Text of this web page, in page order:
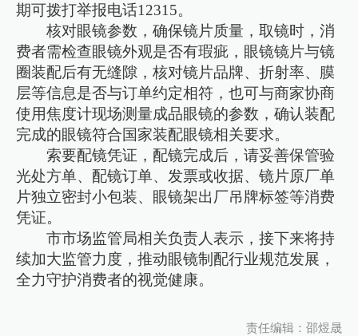
期可拨打举报电话12315。
核对眼镜参数，确保镜片质量，取镜时，消
费者需检查眼镜外观是否有瑕疵，眼镜镜片与镜
圈装配后有无缝隙，核对镜片品牌、折射率、膜
层等信息是否与订单约定相符，也可与商家协商
使用焦度计现场测量成品眼镜的参数，确认装配
完成的眼镜符合国家装配眼镜相关要求。
索要配镜凭证，配镜完成后，请妥善保管验
光处方单、配镜订单、发票或收据、镜片原厂单
片独立密封小包装、眼镜架出厂吊牌标签等消费
凭证。
市市场监管局相关负责人表示，接下来将持
续加大监管力度，推动眼镜制配行业规范发展，
全力守护消费者的视觉健康。
责任编辑：邵煜晟